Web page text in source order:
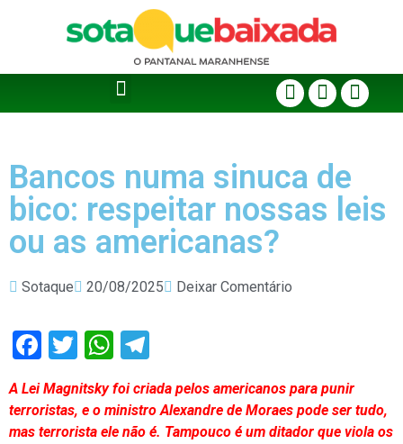
Bancos numa sinuca de
bico: respeitar nossas leis
ou as americanas?
Sotaque 20/08/2025 Deixar Comentário
Facebook
TwitterWhatsApp
A Lei Magnitsky foi criada pelos americanos para punir
terroristas, e o ministro Alexandre de Moraes pode ser tudo,
mas terrorista ele não é. Tampouco é um ditador que viola os